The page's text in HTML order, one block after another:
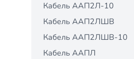
Кабель ААП2Л-10
Кабель ААП2ЛШВ
Кабель ААП2ЛШВ-10
Кабель ААПЛ